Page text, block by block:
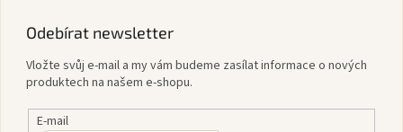
Odebírat newsletter
Vložte svůj e-mail a my vám budeme zasílat informace o nových
produktech na našem e-shopu.
E-mail